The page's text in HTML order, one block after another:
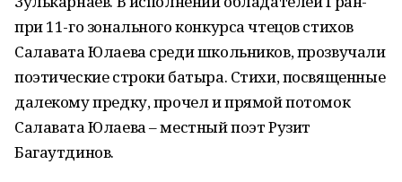
при 11-го зонального конкурса чтецов стихов
Салавата Юлаева среди школьников, прозвучали
поэтические строки батыра. Стихи, посвященные
далекому предку, прочел и прямой потомок
Салавата Юлаева – местный поэт Рузит
Багаутдинов.